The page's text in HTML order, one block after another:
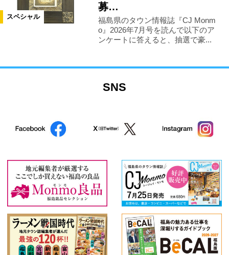
スペシャル
募…
福島県のタウン情報誌『CJ Monm
o』2026年7月号を読んで以下のア
ンケートに答えると、抽選で豪...
SNS